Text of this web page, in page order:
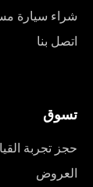
شراء سيارة
اتصل بنا
تسوق
حجز تجربة
العروض